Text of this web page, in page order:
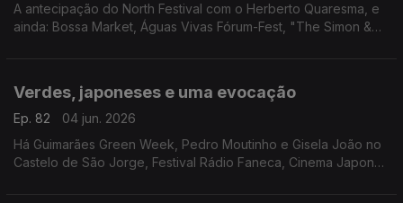
A antecipação do North Festival com o Herberto Quaresma, e
ainda: Bossa Market, Águas Vivas Fórum-Fest, "The Simon &
Verdes, japoneses e uma evocação
Ep. 82
04 jun. 2026
Há Guimarães Green Week, Pedro Moutinho e Gisela João no
Castelo de São Jorge, Festival Rádio Faneca, Cinema Japonês